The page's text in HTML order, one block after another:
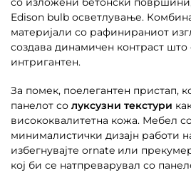
Edison bulb осветлување.
материјали со рафинираниот
создава динамичен контраст што
интригантен.
За помек, поелегантен пристап,
панелот со луксузни текстури
висококвалитетна кожа. Мебел
минималистички дизајн работи
избегнувајте ornate или
кој би се натпреварувал со